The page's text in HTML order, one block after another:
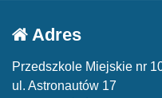
Adres
Przedszkole Miejskie nr
ul. Astronautów 17